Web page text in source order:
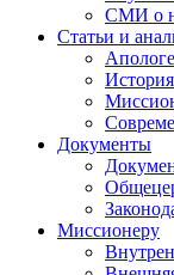
СМИ о
Статьи и
Документы
Миссионеру